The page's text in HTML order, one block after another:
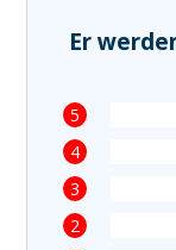
Er
5
4
3
2